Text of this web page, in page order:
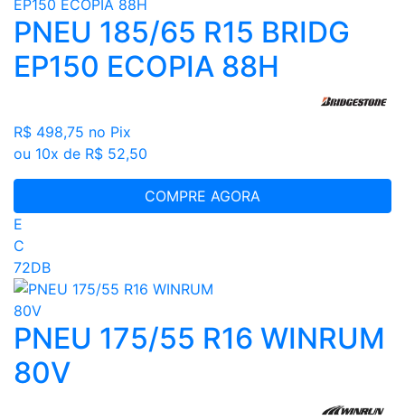
PNEU 185/65 R15 BRIDG
EP150 ECOPIA 88H
R$ 498,75 no Pix
ou 10x de R$ 52,50
COMPRE AGORA
E
C
72DB
PNEU 175/55 R16 WINRUM
80V